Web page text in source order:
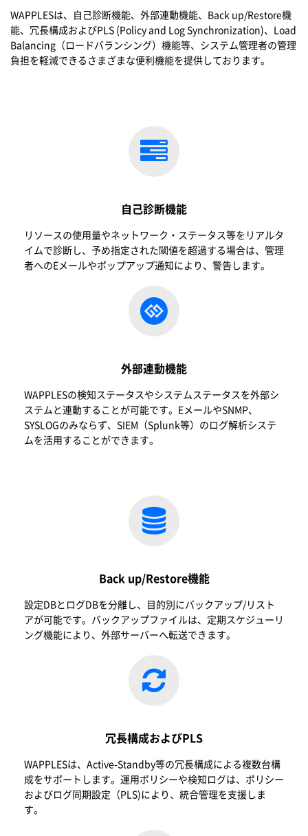
WAPPLESは、自己診断機能、外部連動機能、Back up/Restore機
能、冗長構成およびPLS (Policy and Log Synchronization)、Load
Balancing（ロードバランシング）機能等、システム管理者の管理
負担を軽減できるさまざまな便利機能を提供しております。
自己診断機能
リソ ー スの使用量やネットワ ーク ・ ステータス等をリアルタ
イムで診断 し、予め指定された閾値を超過する場合は、管理
者へのEメ ー ルやポップアップ通知により、警告します。
外部連動機能
WAPPLESの検知ステータスやシステムステータスを外部シ
ステムと連動することが可能です。Eメ ー ルやSNMP、
SYSLOGのみならず、SIEM（Splunk等）のログ解析システ
ムを活用することができます。
Back up/Restore機能
設定DBとログDBを分離し、目的別にバックアップ/リスト
アが可能です。バックアップファイルは、定期スケジュ ー リ
ング機能により、外部サーバーへ転送できます。
冗長構成およびPLS
WAPPLESは、Active-Standby等の冗長構成による複数台構
成をサポー トします。運用ポリシーや検知ログは、ポリシー
およ びログ同期設定（PLS)により、統合管理を支援しま
す。